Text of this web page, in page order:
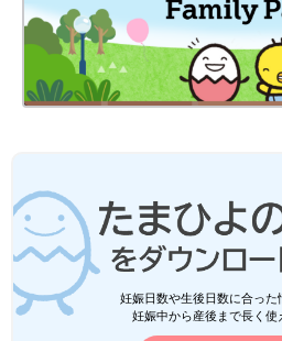
妊娠日数や生後日数に合った
妊娠中から産後まで長く使